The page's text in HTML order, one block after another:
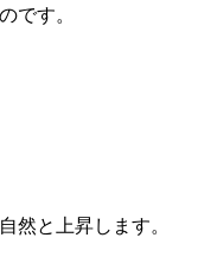
す。
と上昇します。